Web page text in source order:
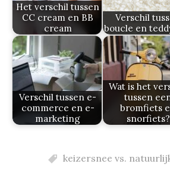
Het verschil tussen
CC cream en BB
cream
Verschil
boucle en
Verschil tussen e-
commerce en e-
marketing
Wat is het
tussen
bromfiets
snorfiets?
keizersnee vs.